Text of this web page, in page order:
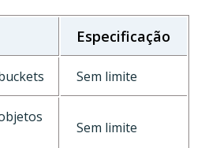
Especificação
Sem limite
Sem limite